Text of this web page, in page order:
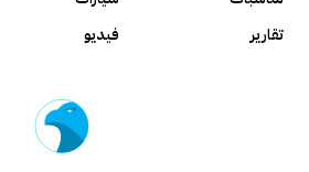
تقارير
فيديو